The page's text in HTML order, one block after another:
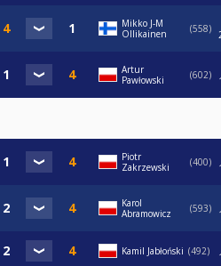
Mikko J-M
Ollikainen
558
Artur
Pawłowski
602
Piotr
Zakrzewski
400
Karol
Abramowicz
593
Kamil Jabłoński 492